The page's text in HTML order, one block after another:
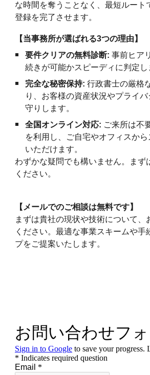
な時間を奪うことなく、最短ルート
登録を完了させます。
【当事務所が選ばれる3つの理由】
要件クリアの無料診断: 事前ヒア
続きが可能かスピーディに判定し
完全な秘密保持: 行政書士の厳格
り、お客様の資産状況やプライ
守りします。
全国オンライン対応: ご来所は不
を利用し、ご自宅やオフィスか
いただけます。
わずかな疑問でも構いません。まず
ください。
【メールでのご相談は無料です】
まずは貴社の現状や技術について、
ください。最適な事業スキームや手
プをご提案いたします。